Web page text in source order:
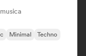
Minimal
Techno